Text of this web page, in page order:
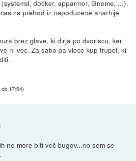
docker, apparmor, Gnome, ...),
za prehod iz nepoducene anarhije
brez glave, ki dirja po dvoriscu, ker
ni vec. Za sabo pa vlece kup trupel, ki
ob 17:54)
ne more biti več bugov...no sem se